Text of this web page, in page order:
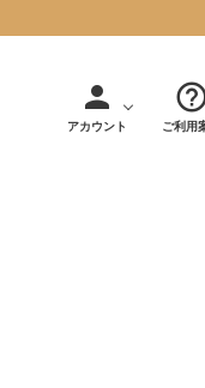
person
アカウント ご利用